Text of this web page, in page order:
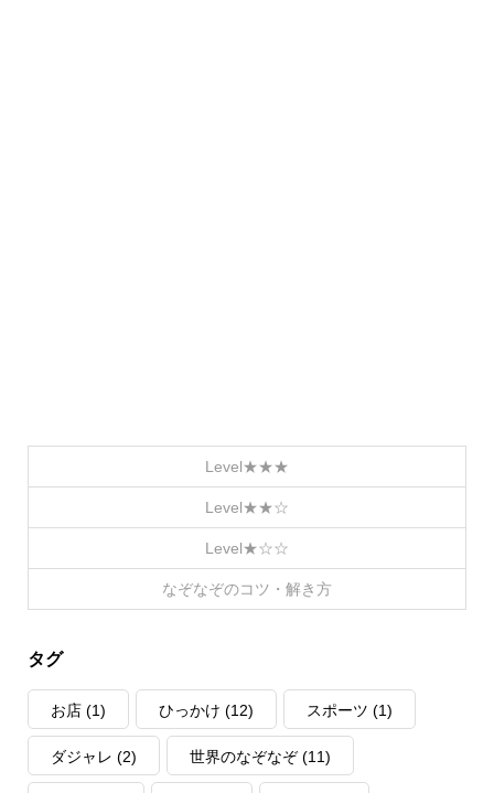
Level★★★
Level★★☆
Level★☆☆
なぞなぞのコツ・解き方
タグ
お店(1) ひっかけ (12) スポーツ (1)
ダジャレ (2) 世界のなぞなぞ(11)